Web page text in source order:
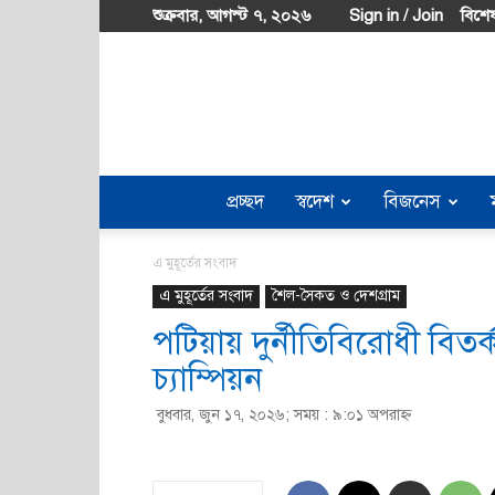
শুক্রবার, আগস্ট ৭, ২০২৬ Sign in / Join
প্রচ্ছদ স্বদেশ বিজনেস
এ মুহূর্তের সংবাদ
এ মুহূর্তের সংবাদ শৈল-সৈকত ও দেশগ্রাম
পটিয়ায় দুর্নীতিবিরোধী
চ্যাম্পিয়ন
বুধবার, জুন ১৭, ২০২৬; সময় : ৯:০১ অপরাহ্ণ